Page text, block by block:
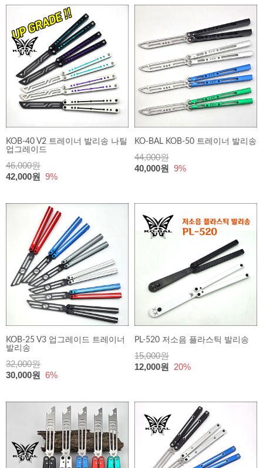
KOB-40 V2 트레이너 발리송 나틸
업그레이드
46,000원
42,000원 9%
KO-BAL KOB-50 트레이너 발리송
44,000원
40,000원 9%
KOB-25 V3 업그레이드 트레이너
발리송
32,000원
30,000원 6%
PL-520 저소음 플라스틱 발리송
15,000원
12,000원
20%